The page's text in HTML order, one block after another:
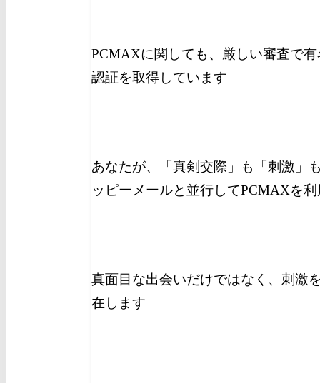
PCMAXに関しても、厳しい審査で
認証を取得しています
あなたが、「真剣交際」も「刺激」
ッピーメールと並行してPCMAXを
真面目な出会いだけではなく、刺激
在します